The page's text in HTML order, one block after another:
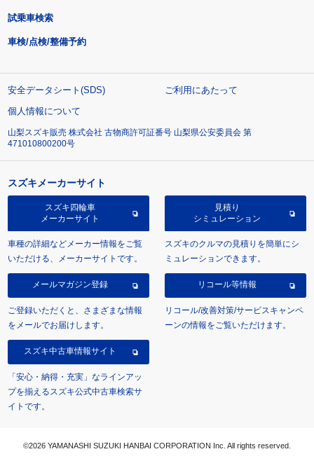
試乗車検索
車検/点検/整備予約
安全データシート(SDS)
ご利用にあたって
個人情報について
山梨スズキ販売 株式会社 古物商許可証番号 山梨県公安委員会 第
471010800200号
スズキメーカーサイト
スズキ四輪車
メーカーサイト
車種の詳細などメーカー情報をご覧
いただける、メーカーサイトです。
見積り
シミュレーション
スズキのクルマの見積りを簡単にシ
ミュレーションできます。
メールマガジン登録
ご登録いただくと、さまざまな情報
をメールでお届けします。
リコール等情報
リコール/改善対策/サービスキャンペ
ーンの情報をご覧いただけます。
スズキ中古車情報サイト
「安心・納得・充実」なラインアッ
プを揃えるスズキ公式中古車検索サ
イトです。
©2026 YAMANASHI SUZUKI HANBAI CORPORATION Inc. All rights reserved.